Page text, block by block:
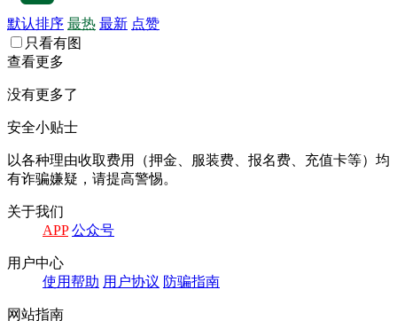
默认排序 最热 最新 点赞
只看有图
查看更多
没有更多了
安全小贴士
以各种理由收取费⽤（押⾦、服装费、报名费、充值卡等）均
有诈骗嫌疑，请提⾼警惕。
关于我们
APP 公众号
⽤户中⼼
使⽤帮助 ⽤户协议 防骗指南
⽹站指南